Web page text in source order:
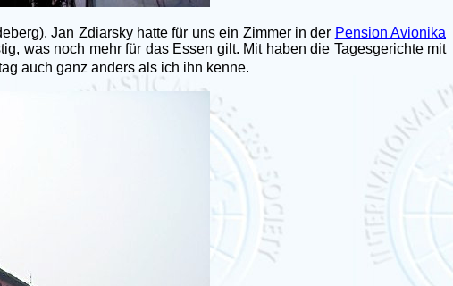
Jan Zdiarsky hatte für uns ein Zimmer in der Pension Avionika
was noch mehr für das Essen gilt. Mit haben die Tagesgerichte mit
auch ganz anders als ich ihn kenne.